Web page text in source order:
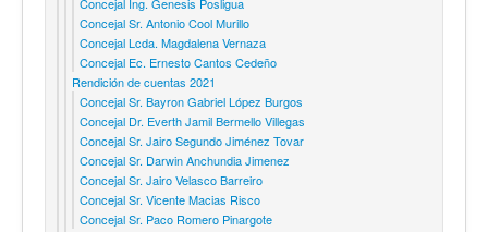
Concejal Sr. Antonio Cool Murillo
Concejal Lcda. Magdalena Vernaza
Concejal Ec. Ernesto Cantos Cedeño
Rendición de cuentas 2021
Concejal Sr. Bayron Gabriel López Burgos
Concejal Dr. Everth Jamil Bermello Villegas
Concejal Sr. Jairo Segundo Jiménez Tovar
Concejal Sr. Darwin Anchundia Jimenez
Concejal Sr. Jairo Velasco Barreiro
Concejal Sr. Vicente Macias Risco
Concejal Sr. Paco Romero Pinargote